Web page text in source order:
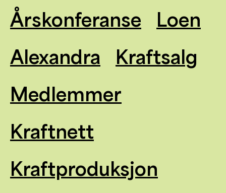
Årskonferanse
Loen
Alexandra
Kraftsalg
Medlemmer
Kraftnett
Kraftproduksjon